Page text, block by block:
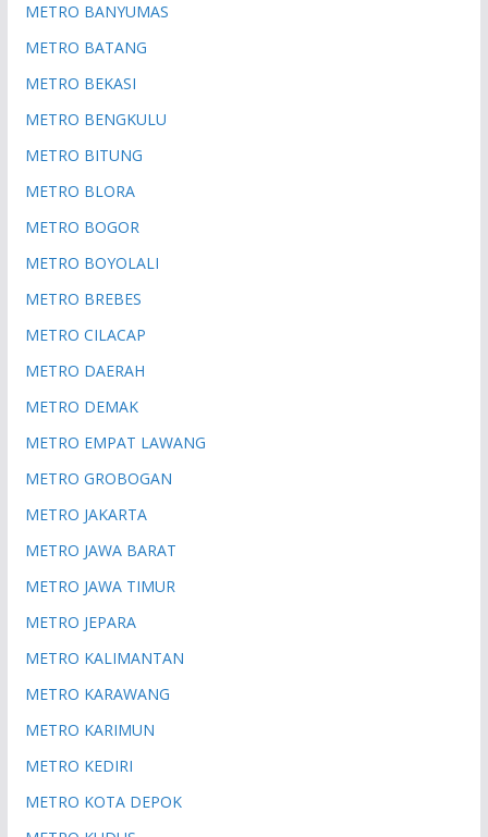
METRO BANYUMAS
METRO BATANG
METRO BEKASI
METRO BENGKULU
METRO BITUNG
METRO BLORA
METRO BOGOR
METRO BOYOLALI
METRO BREBES
METRO CILACAP
METRO DAERAH
METRO DEMAK
METRO EMPAT LAWANG
METRO GROBOGAN
METRO JAKARTA
METRO JAWA BARAT
METRO JAWA TIMUR
METRO JEPARA
METRO KALIMANTAN
METRO KARAWANG
METRO KARIMUN
METRO KEDIRI
METRO KOTA DEPOK